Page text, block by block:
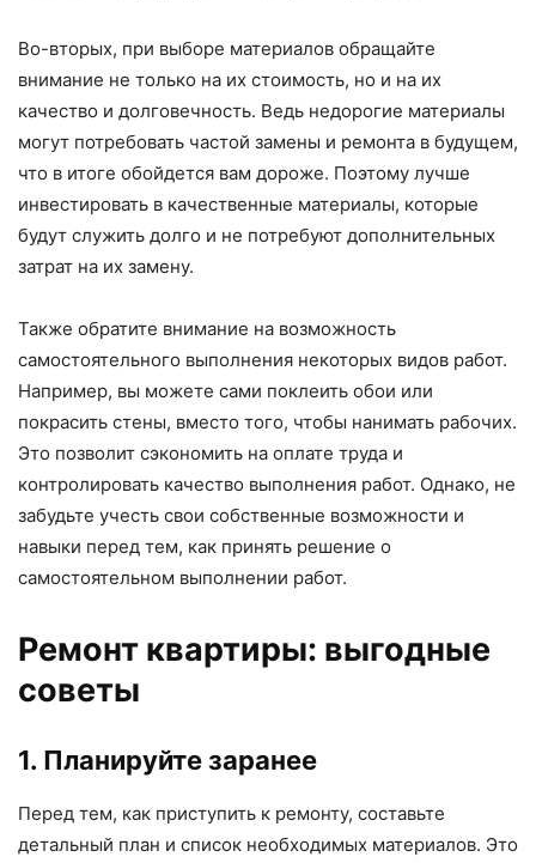
Во-вторых, при выборе материалов обращайте
внимание не только на их стоимость, но и на их
качество и долговечность. Ведь недорогие материалы
могут потребовать частой замены и ремонта в будущем,
что в итоге обойдется вам дороже. Поэтому лучше
инвестировать в качественные материалы, которые
будут служить долго и не потребуют дополнительных
затрат на их замену.
Также обратите внимание на возможность
самостоятельного выполнения некоторых видов работ.
Например, вы можете сами поклеить обои или
покрасить стены, вместо того, чтобы нанимать рабочих.
Это позволит сэкономить на оплате труда и
контролировать качество выполнения работ. Однако, не
забудьте учесть свои собственные возможности и
навыки перед тем, как принять решение о
самостоятельном выполнении работ.
Ремонт квартиры: выгодные
советы
1. Планируйте заранее
Перед тем, как приступить к ремонту, составьте
детальный план и список необходимых материалов. Это